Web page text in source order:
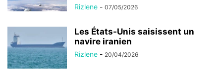
Rizlene - 07/05/2026
Les États-Unis saisissent un
navire iranien
Rizlene - 20/04/2026